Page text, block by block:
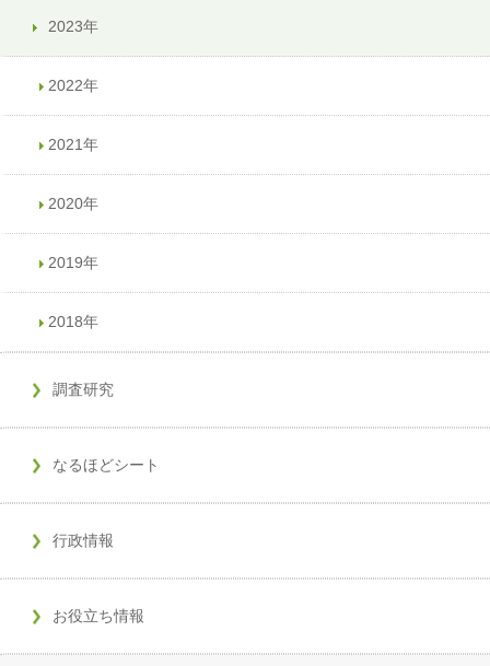
2023年
2022年
2021年
2020年
2019年
2018年
調査研究
なるほどシート
行政情報
お役立ち情報